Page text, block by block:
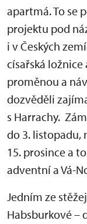
apartmá. To se
projektu pod
i v Českých
císařská
proměnou a
dozvěděli
s Harrachy.
do 3. listopadu,
15. prosince a
adventní a Vá-
Jedním ze
Habsburkové –